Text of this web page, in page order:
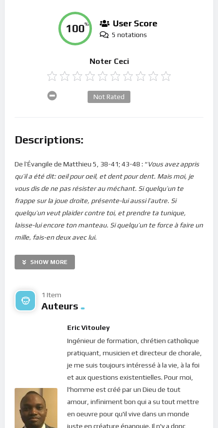
100% User Score
5 notations
Noter Ceci
Not Rated
Descriptions:
De l’Évangile de Matthieu 5, 38-41; 43-48 : “Vous avez appris
qu’il a été dit: oeil pour oeil, et dent pour dent. Mais moi, je
vous dis de ne pas résister au méchant. Si quelqu’un te
frappe sur la joue droite, présente-lui aussi l’autre. Si
quelqu’un veut plaider contre toi, et prendre ta tunique,
laisse-lui encore ton manteau. Si quelqu’un te force à faire un
mille, fais-en deux avec lui.
tu haïras ton ennemi. Mais moi, je vous dis: Aimez vos
maltraitent et qui vous persécutent, afin que vous soyez fils
de votre Père qui est dans les cieux; car il fait lever son soleil
quelle récompense méritez-vous? Les publicains aussi
n’agissent-ils pas de même? Et si vous saluez seulement vos
frères, que faites-vous d’extraordinaire? Les païens aussi
n’agissent-ils pas de même? Soyez donc parfaits, comme
votre Père céleste est parfait
Combien de fois vous est-il arrivé de faire une pause dans
SHOW MORE
1 Item
Auteurs
Eric Vitouley
Ingénieur de formation, chrétien catholique
pratiquant, musicien et directeur de chorale,
je me suis toujours intéressé à la vie, à la foi
et aux questions existentielles. Pour moi,
l'homme est créé par un Dieu de tout
amour, infiniment bon qui a su tout mettre
en oeuvre pour qu'il vive dans un monde
juste en créature épanouie. Il n'y a donc